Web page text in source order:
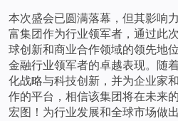
本次盛会已圆满落幕，但其影响
富集团作为行业领军者，通过此
球创新和商业合作领域的领先地
金融行业领军者的卓越表现。随
化战略与科技创新，并为企业家
作的平台，相信该集团将在未来
宏图！为行业发展和全球市场做